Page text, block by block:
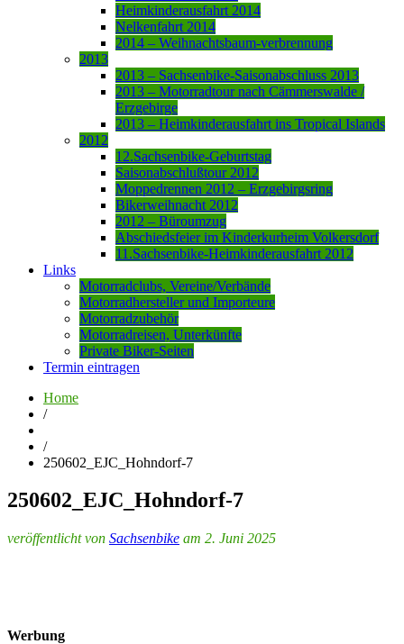
Heimkinderausfahrt 2014
Nelkenfahrt 2014
2014 – Weihnachtsbaum-verbrennung
2013
2013 – Sachsenbike-Saisonabschluss 2013
2013 – Motorradtour nach Cämmerswalde /
Erzgebirge
2013 – Heimkinderausfahrt ins Tropical Islands
2012
12.Sachsenbike-Geburtstag
Saisonabschlußtour 2012
Moppedrennen 2012 – Erzgebirgsring
Bikerweihnacht 2012
2012 – Büroumzug
Abschiedsfeier im Kinderkurheim Volkersdorf
11.Sachsenbike-Heimkinderausfahrt 2012
Links
Motorradclubs, Vereine/Verbände
Motorradhersteller und Importeure
Motorradzubehör
Motorradreisen, Unterkünfte
Private Biker-Seiten
Termin eintragen
Home
/
/
250602_EJC_Hohndorf-7
250602_EJC_Hohndorf-7
veröffentlicht von Sachsenbike am 2. Juni 2025
Werbung